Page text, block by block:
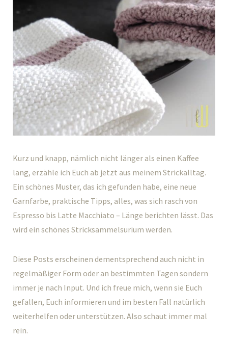
Kurz und knapp, nämlich nicht länger als einen Kaffee
lang, erzähle ich Euch ab jetzt aus meinem Strickalltag.
Ein schönes Muster, das ich gefunden habe, eine neue
Garnfarbe, praktische Tipps, alles, was sich rasch von
Espresso bis Latte Macchiato – Länge berichten lässt. Das
wird ein schönes Stricksammelsurium werden.
Diese Posts erscheinen dementsprechend auch nicht in
regelmäßiger Form oder an bestimmten Tagen sondern
immer je nach Input. Und ich freue mich, wenn sie Euch
gefallen, Euch informieren und im besten Fall natürlich
weiterhelfen oder unterstützen. Also schaut immer mal
rein.